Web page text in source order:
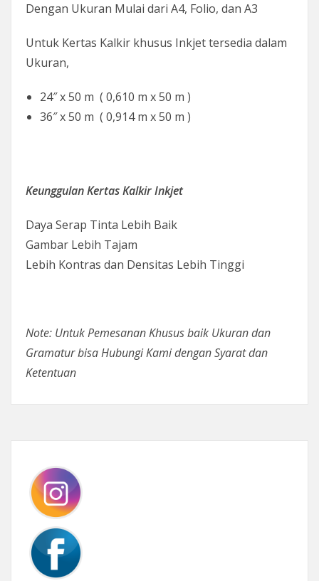
Dengan Ukuran Mulai dari A4, Folio, dan A3
Untuk Kertas Kalkir khusus Inkjet tersedia dalam
Ukuran,
24″ x 50 m ( 0,610 m x 50 m )
36″ x 50 m ( 0,914 m x 50 m )
Keunggulan Kertas Kalkir Inkjet
Daya Serap Tinta Lebih Baik
Gambar Lebih Tajam
Lebih Kontras dan Densitas Lebih Tinggi
Note: Untuk Pemesanan Khusus baik Ukuran dan
Gramatur bisa Hubungi Kami dengan Syarat dan
Ketentuan